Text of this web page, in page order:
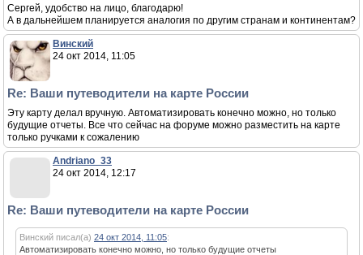
Сергей, удобство на лицо, благодарю!
А в дальнейшем планируется аналогия по другим странам и континентам?
Винский
24 окт 2014, 11:05
Re: Ваши путеводители на карте России
Эту карту делал вручную. Автоматизировать конечно можно, но только
будущие отчеты. Все что сейчас на форуме можно разместить на карте
только ручками к сожалению
Andriano_33
24 окт 2014, 12:17
Re: Ваши путеводители на карте России
Винский писал(а) 24 окт 2014, 11:05:
Автоматизировать конечно можно, но только будущие отчеты